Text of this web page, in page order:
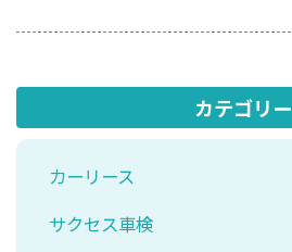
カテゴリー
カーリース
サクセス車検